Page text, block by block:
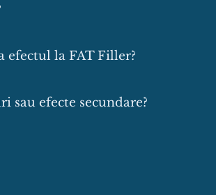
efectul la FAT Filler?
sau efecte secundare?